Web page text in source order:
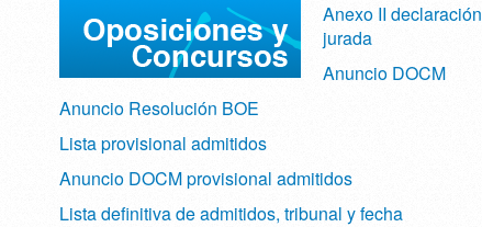
Anexo II declaración
jurada
Anuncio DOCM
Anuncio Resolución BOE
Lista provisional admitidos
Anuncio DOCM provisional admitidos
Lista definitiva de admitidos, tribunal y fecha